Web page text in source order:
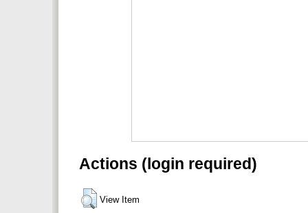
Actions (login required)
View Item